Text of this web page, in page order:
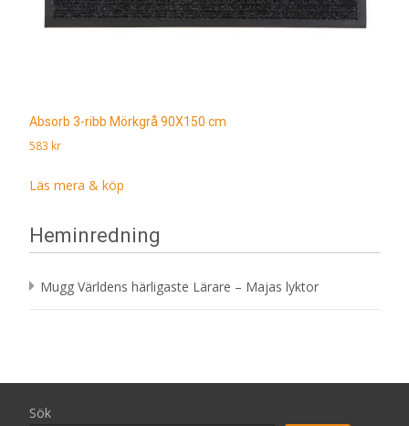
Absorb 3-ribb Mörkgrå 90X150 cm
583 kr
Läs mera & köp
Heminredning
Mugg Världens härligaste Lärare – Majas lyktor
Sök